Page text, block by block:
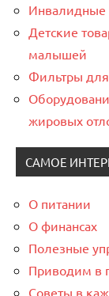
Инвалидные
Детские
малышей
Фильтры
жировых
САМОЕ
О питании
О финансах
Полезные
Приводим в
Советы в